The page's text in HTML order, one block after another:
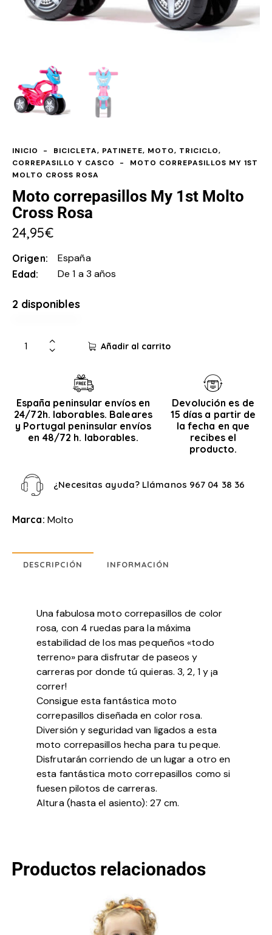
INICIO
BICICLETA, PATINETE, MOTO, TRICICLO,
CORREPASILLO Y CASCO
MOTO CORREPASILLOS MY 1ST
MOLTO CROSS ROSA
Moto correpasillos My 1st Molto
Cross Rosa
24,95€
Origen España
Edad De 1 a 3 años
2 disponibles
Añadir al carrito
España peninsular envíos en
24/72h. laborables. Baleares
y Portugal peninsular envíos
en 48/72 h. laborables.
Devolución es de
15 días a partir de
la fecha en que
recibes el
producto.
¿Necesitas ayuda? Llámanos 967 04 38 36
Marca: Molto
DESCRIPCIÓN INFORMACIÓN
Una fabulosa moto correpasillos de color
rosa, con 4 ruedas para la máxima
estabilidad de los mas pequeños «todo
terreno» para disfrutar de paseos y
carreras por donde tú quieras. 3, 2, 1 y ¡a
correr!
Consigue esta fantástica moto
correpasillos diseñada en color rosa.
Diversión y seguridad van ligados a esta
moto correpasillos hecha para tu peque.
Disfrutarán corriendo de un lugar a otro en
esta fantástica moto correpasillos como si
fuesen pilotos de carreras.
Altura (hasta el asiento): 27 cm.
Productos relacionados